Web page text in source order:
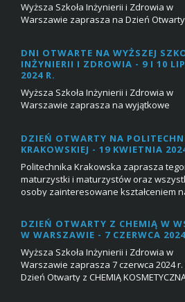
Wyższa Szkoła Inżynierii i Zdrowia w
Warszawie zaprasza na Dzień
Prezenta...
DNI OTWARTE NA WYŻSZEJ
INŻYNIERII I ZDROWIA - 9 I 10
2024 R.
Wyższa Szkoła Inżynierii i Zdrowia w
Warszawie zaprasza na wyjątkowe
odbędzie się Dzień O...
DZIEŃ OTWARTY NA
KRAKOWSKIEJ - 19 KWIETNIA
Politechnika Krakowska zaprasza
maturzystki i maturzystów oraz
osoby zainteresowane kształceniem
odbędzie...
DZIEŃ OTWARTY Z CHEMIĄ W
W WARSZAWIE - 7 CZERWCA
Wyższa Szkoła Inżynierii i Zdrowia w
Warszawie zaprasza 7 czerwca 2024 r.
Dzień Otwarty z CHEMIĄ